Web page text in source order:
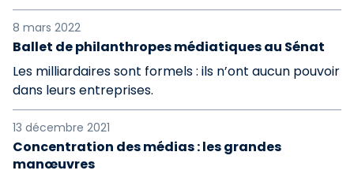
8 mars 2022
Ballet de philanthropes médiatiques au Sénat
Les milliardaires sont formels : ils n’ont aucun pouvoir
dans leurs entreprises.
13 décembre 2021
Concentration des médias : les grandes
manœuvres